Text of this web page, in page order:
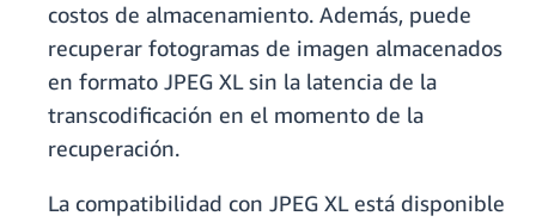
costos de almacenamiento. Además, puede
recuperar fotogramas de imagen almacenados
en formato JPEG XL sin la latencia de la
transcodificación en el momento de la
recuperación.
La compatibilidad con JPEG XL está disponible